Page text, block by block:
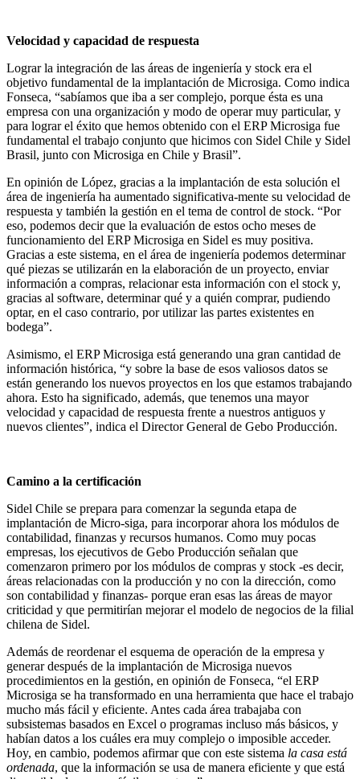
Velocidad y capacidad de respuesta
Lograr la integración de las áreas de ingeniería y stock era el
objetivo fundamental de la implantación de Microsiga. Como indica
Fonseca, “sabíamos que iba a ser complejo, porque ésta es una
empresa con una organización y modo de operar muy particular, y
para lograr el éxito que hemos obtenido con el ERP Microsiga fue
fundamental el trabajo conjunto que hicimos con Sidel Chile y Sidel
Brasil, junto con Microsiga en Chile y Brasil”.
En opinión de López, gracias a la implantación de esta solución el
área de ingeniería ha aumentado significativa-mente su velocidad de
respuesta y también la gestión en el tema de control de stock. “Por
eso, podemos decir que la evaluación de estos ocho meses de
funcionamiento del ERP Microsiga en Sidel es muy positiva.
Gracias a este sistema, en el área de ingeniería podemos determinar
qué piezas se utilizarán en la elaboración de un proyecto, enviar
información a compras, relacionar esta información con el stock y,
gracias al software, determinar qué y a quién comprar, pudiendo
optar, en el caso contrario, por utilizar las partes existentes en
bodega”.
Asimismo, el ERP Microsiga está generando una gran cantidad de
información histórica, “y sobre la base de esos valiosos datos se
están generando los nuevos proyectos en los que estamos trabajando
ahora. Esto ha significado, además, que tenemos una mayor
velocidad y capacidad de respuesta frente a nuestros antiguos y
nuevos clientes”, indica el Director General de Gebo Producción.
Camino a la certificación
Sidel Chile se prepara para comenzar la segunda etapa de
implantación de Micro-siga, para incorporar ahora los módulos de
contabilidad, finanzas y recursos humanos. Como muy pocas
empresas, los ejecutivos de Gebo Producción señalan que
comenzaron primero por los módulos de compras y stock -es decir,
áreas relacionadas con la producción y no con la dirección, como
son contabilidad y finanzas- porque eran esas las áreas de mayor
criticidad y que permitirían mejorar el modelo de negocios de la filial
chilena de Sidel.
Además de reordenar el esquema de operación de la empresa y
generar después de la implantación de Microsiga nuevos
procedimientos en la gestión, en opinión de Fonseca, “el ERP
Microsiga se ha transformado en una herramienta que hace el trabajo
mucho más fácil y eficiente. Antes cada área trabajaba con
subsistemas basados en Excel o programas incluso más básicos, y
habían datos a los cuáles era muy complejo o imposible acceder.
Hoy, en cambio, podemos afirmar que con este sistema la casa está
ordenada, que la información se usa de manera eficiente y que está